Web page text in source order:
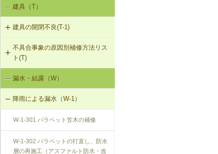
への交換
V-3-005 駐輪機からの音・振動の伝
V-3-301 給水管からの音・振動の伝
置）
V-3-302 排水管からの音・振動の伝
の伝搬を防止する措置
内装仕上材の汚損（I-1）
内装仕上材のひび割れ、はがれ等
（I-2）
建具（T）
建具の開閉不良(T-1)
T-1-001 丁番の取付け調整
T-1-002 丁番の取替え
T-1-003 ラッチボルト受金物の調整
不具合事象の原因別補修方法リス
ト(T)
建具の開閉不良（T-1）
漏水・結露（W）
降雨による漏水（W-1）
W-1-301 パラペット笠木の補修
W-1-302 パラペットの打直し、防水
層の再施工（アスファルト防水・改